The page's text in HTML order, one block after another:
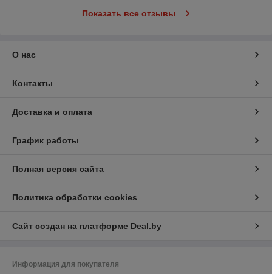
Показать все отзывы
О нас
Контакты
Доставка и оплата
График работы
Полная версия сайта
Политика обработки cookies
Сайт создан на платформе Deal.by
Информация для покупателя